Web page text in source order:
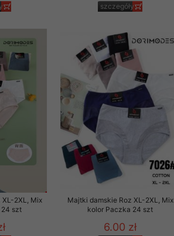
szczegóły
2XL, Mix
szt
Majtki damskie Roz XL-2XL, Mix
kolor Paczka 24 szt
6.00 zł